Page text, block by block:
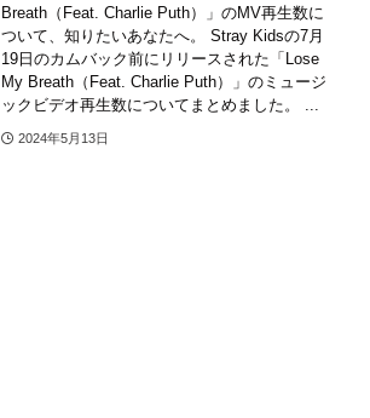
Breath（Feat. Charlie Puth）」のMV再生数に
ついて、知りたいあなたへ。 Stray Kidsの7月
19日のカムバック前にリリースされた「Lose
My Breath（Feat. Charlie Puth）」のミュージ
ックビデオ再生数についてまとめました。 ...
2024年5月13日